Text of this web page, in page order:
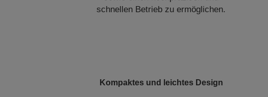
schnellen Betrieb zu ermöglichen.
Kompaktes und leichtes Design